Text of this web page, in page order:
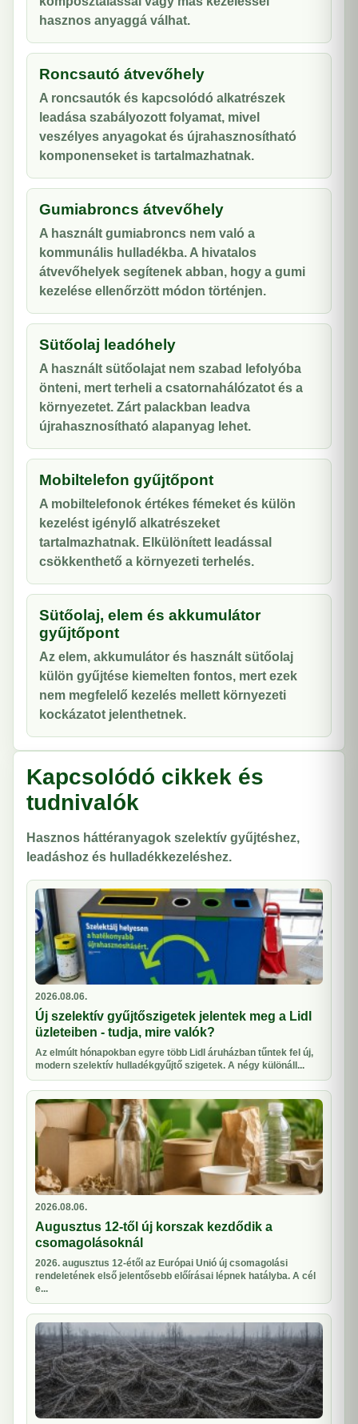
hasznos anyaggá válhat.
Roncsautó átvevőhely
A roncsautók és kapcsolódó alkatrészek
leadása szabályozott folyamat, mivel
veszélyes anyagokat és újrahasznosítható
komponenseket is tartalmazhatnak.
Gumiabroncs átvevőhely
A használt gumiabroncs nem való a
kommunális hulladékba. A hivatalos
átvevőhelyek segítenek abban, hogy a gumi
kezelése ellenőrzött módon történjen.
Sütőolaj leadóhely
A használt sütőolajat nem szabad lefolyóba
önteni, mert terheli a csatornahálózatot és a
környezetet. Zárt palackban leadva
újrahasznosítható alapanyag lehet.
Mobiltelefon gyűjtőpont
A mobiltelefonok értékes fémeket és külön
kezelést igénylő alkatrészeket
tartalmazhatnak. Elkülönített leadással
csökkenthető a környezeti terhelés.
Sütőolaj, elem és akkumulátor
gyűjtőpont
Az elem, akkumulátor és használt sütőolaj
külön gyűjtése kiemelten fontos, mert ezek
nem megfelelő kezelés mellett környezeti
kockázatot jelenthetnek.
Kapcsolódó cikkek és
tudnivalók
Hasznos háttéranyagok szelektív gyűjtéshez,
leadáshoz és hulladékkezeléshez.
2026.08.06.
Új szelektív gyűjtőszigetek jelentek meg a Lidl
üzleteiben - tudja, mire valók?
Az elmúlt hónapokban egyre több Lidl áruházban tűntek fel új,
modern szelektív hulladékgyűjtő szigetek. A négy különáll...
2026.08.06.
Augusztus 12-től új korszak kezdődik a
csomagolásoknál
2026. augusztus 12-étől az Európai Unió új csomagolási
rendeletének első jelentősebb előírásai lépnek hatályba. A cél
e...